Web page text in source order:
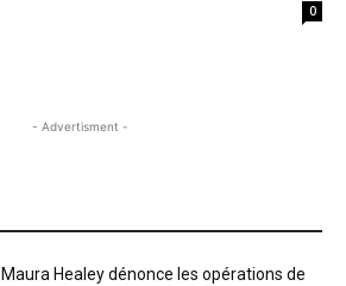
0
- Advertisment -
Maura Healey dénonce les opérations de